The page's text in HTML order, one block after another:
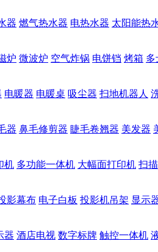
器 燃气热水器 电热水器 太阳能热
炉 微波炉 空气炸锅 电饼铛 烤箱 多
电暖器 电暖桌 吸尘器 扫地机器人
器 鼻毛修剪器 睫毛卷翘器 美发器
机 多功能一体机 大幅面打印机 扫
影幕布 电子白板 投影机吊架 显示
器 酒店电视 数字标牌 触控一体机